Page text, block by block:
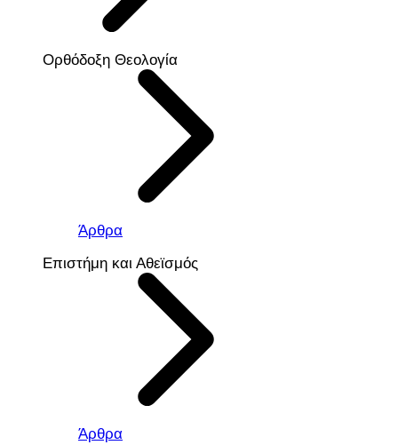
Ορθόδοξη Θεολογία
Άρθρα
Επιστήμη και Αθεϊσμός
Άρθρα